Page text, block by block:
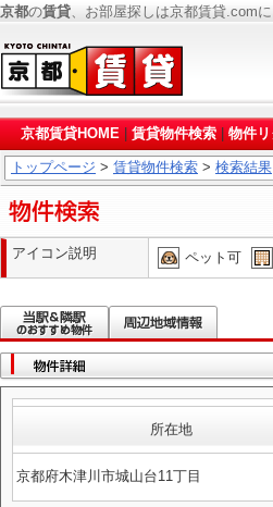
京都の賃貸、お部屋探しは京都賃貸.com
京都賃貸HOME 賃貸物件検索 物件
トップページ > 賃貸物件検索 > 検索結果
アイコン説明 ペット可
所在地
京都府木津川市城山台11丁目